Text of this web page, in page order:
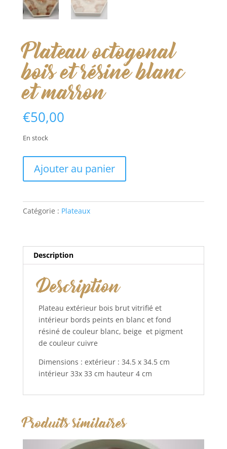
Plateau octogonal
bois et résine blanc
et marron
€50,00
En stock
Plateau
bois
marron
Ajouter au panier
Catégorie : Plateaux
Description
Description
Plateau extérieur bois brut vitrifié et
intérieur bords peints en blanc et fond
résiné de couleur blanc, beige et pigment
de couleur cuivre
Dimensions : extérieur : 34.5 x 34.5 cm
intérieur 33x 33 cm hauteur 4 cm
Produits similaires